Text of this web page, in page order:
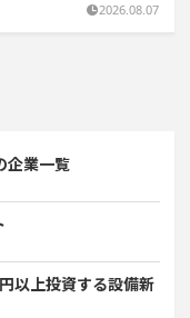
2026.08.07
企業一覧
以上投資する設備新